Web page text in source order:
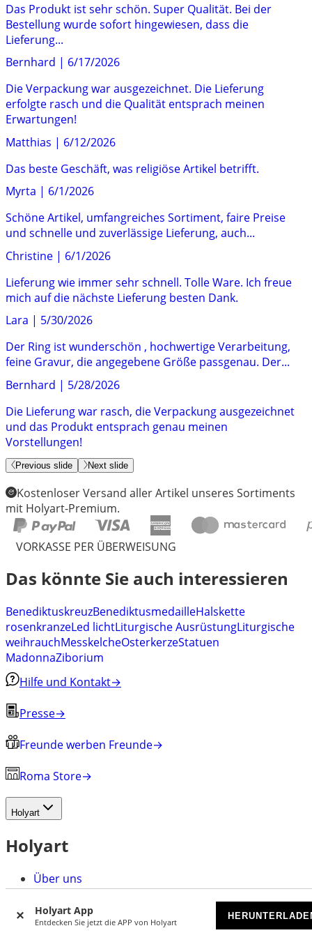
Holyart App
Entdecken Sie jetzt die APP von Holyart
Das Produkt ist sehr schön. Super Qualität. Bei der
Bestellung wurde sofort hingewiesen, dass die
Lieferung...
Bernhard | 6/17/2026
Die Verpackung war ausgezeichnet. Die Lieferung
erfolgte rasch und die Qualität entsprach meinen
Erwartungen!
Matthias | 6/12/2026
Das beste Geschäft, was religiöse Artikel betrifft.
Myrta | 6/1/2026
Schöne Artikel, umfangreiches Sortiment, faire Preise
und schnelle und zuverlässige Lieferung, auch...
Christine | 6/1/2026
Lieferung wie immer sehr schnell. Tolle Ware. Ich freue
mich auf die nächste Lieferung besten Dank.
Lara | 5/30/2026
Der Ring ist wunderschön , hochwertige Verarbeitung,
feine Gravur, die angegebene Größe passgenau. Der...
Bernhard | 5/28/2026
Die Lieferung war rasch, die Verpackung ausgezeichnet
und das Produkt entsprach genau meinen
Vorstellungen!
Previous slide Next slide
Kostenloser Versand aller Artikel unseres Sortiments
mit Holyart-Premium.
VORKASSE PER ÜBERWEISUNG
Das könnte Sie auch interessieren
BenediktuskreuzBenediktusmedailleHalskette
rosenkranzeLed lichtLiturgische AusrüstungLiturgische
weihrauchMesskelcheOsterkerzeStatuen
MadonnaZiborium
Hilfe und Kontakt→
Presse→
Freunde werben Freunde→
Roma Store→
Holyart
Holyart
Über uns
Kundenbewertungen
Kontaktieren Sie uns
Blog